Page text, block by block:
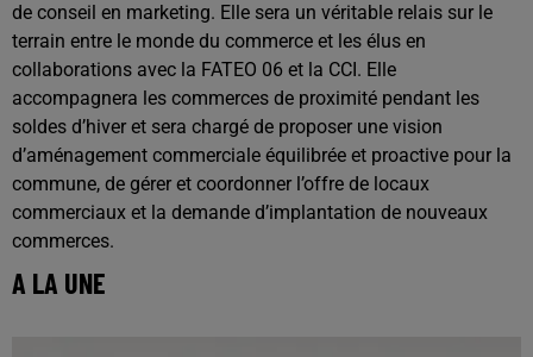
de conseil en marketing. Elle sera un véritable relais sur le
terrain entre le monde du commerce et les élus en
collaborations avec la FATEO 06 et la CCI. Elle
accompagnera les commerces de proximité pendant les
soldes d’hiver et sera chargé de proposer une vision
d’aménagement commerciale équilibrée et proactive pour la
commune, de gérer et coordonner l’offre de locaux
commerciaux et la demande d’implantation de nouveaux
commerces.
A LA UNE